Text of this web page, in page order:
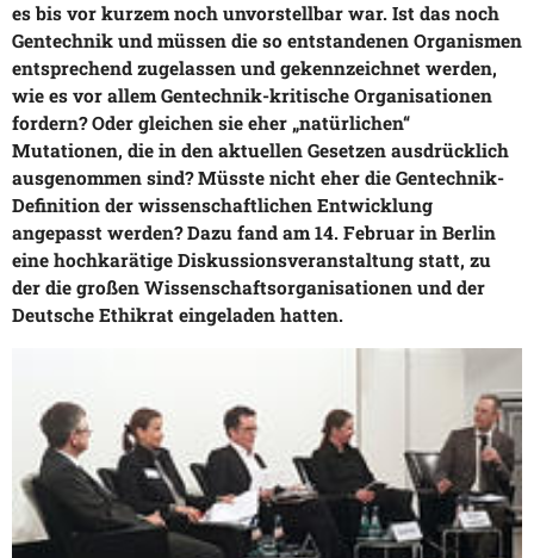
es bis vor kurzem noch unvorstellbar war. Ist das noch
Gentechnik und müssen die so entstandenen Organismen
entsprechend zugelassen und gekennzeichnet werden,
wie es vor allem Gentechnik-kritische Organisationen
fordern? Oder gleichen sie eher „natürlichen“
Mutationen, die in den aktuellen Gesetzen ausdrücklich
ausgenommen sind? Müsste nicht eher die Gentechnik-
Definition der wissenschaftlichen Entwicklung
angepasst werden? Dazu fand am 14. Februar in Berlin
eine hochkarätige Diskussionsveranstaltung statt, zu
der die großen Wissenschaftsorganisationen und der
Deutsche Ethikrat eingeladen hatten.